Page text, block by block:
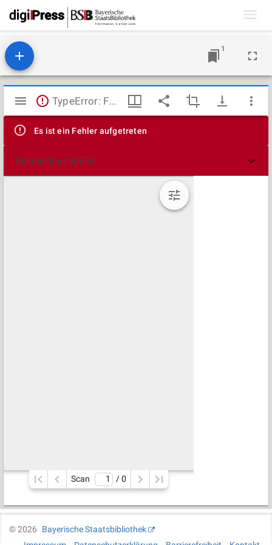
1
Mirador
Viewer
TypeError: Failed to fetch
Es ist ein Fehler aufgetreten
Technische Details
Scan / 0
©2026
Bayerische Staatsbibliothek